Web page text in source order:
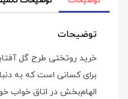
توضیحات
خرید روتختی طرح گل
برای کسانی است که به
الهام‌بخش در اتاق خواب